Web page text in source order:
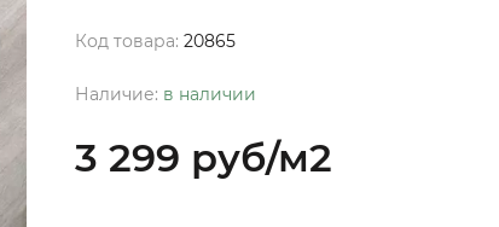
Код товара: 20865
Наличие: в наличии
3 299 руб/м2